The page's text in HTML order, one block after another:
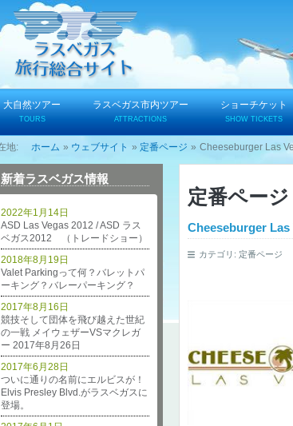
大自然ツアー
TOURS
ラスベガス市内ツアー
ATTRACTIONS
ショーチケット
SHOW TICKETS
ホーム ウェブサイト 定番ページ Cheeseburger Las
新着ラスベガス情報
ASD Las Vegas 2012 / ASD ラス
ベガス2012 （トレードショー）
2022年1月14日
Valet Parkingって何？バレットパ
ーキング？バレーパーキング？
2018年8月19日
競技そして団体を飛び越えた世紀
の一戦 メイウェザーVSマクレガ
ー 2017年8月26日
2017年8月16日
ついに通りの名前にエルビスが！
Elvis Presley Blvd.がラスベガスに
登場。
2017年6月28日
定番ページ
Cheeseburger
カテゴリ: 定番ページ